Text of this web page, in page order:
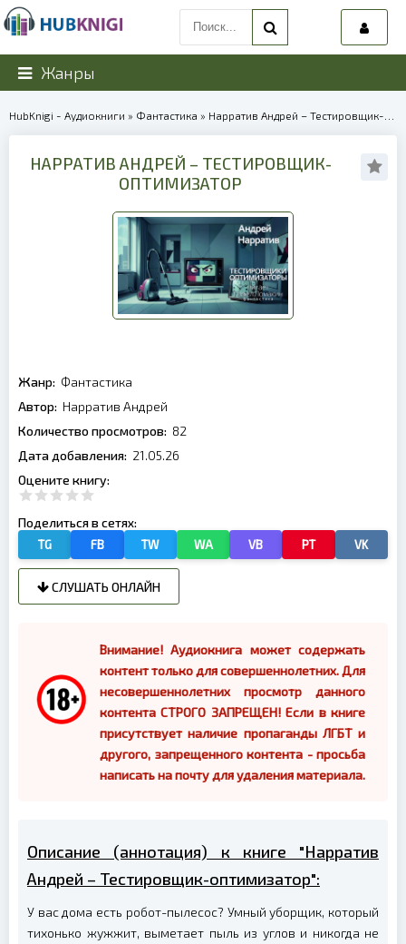
Жанры
HubKnigi - Аудиокниги » Фантастика » Нарратив Андрей – Тестировщик-оптимизатор | 40013
НАРРАТИВ АНДРЕЙ – ТЕСТИРОВЩИК-
ОПТИМИЗАТОР
Жанр: Фантастика
Автор: Нарратив Андрей
Количество просмотров: 82
Дата добавления: 21.05.26
Оцените книгу:
Поделиться в сетях:
TG FB TW WA VB PT VK
СЛУШАТЬ ОНЛАЙН
Внимание! Аудиокнига может содержать
контент только для совершеннолетних. Для
несовершеннолетних просмотр данного
контента СТРОГО ЗАПРЕЩЕН! Если в книге
присутствует наличие пропаганды ЛГБТ и
другого, запрещенного контента - просьба
написать на почту для удаления материала.
Описание (аннотация) к книге "Нарратив
Андрей – Тестировщик-оптимизатор":
У вас дома есть робот-пылесос? Умный уборщик, который
тихонько жужжит, выметает пыль из углов и никогда не